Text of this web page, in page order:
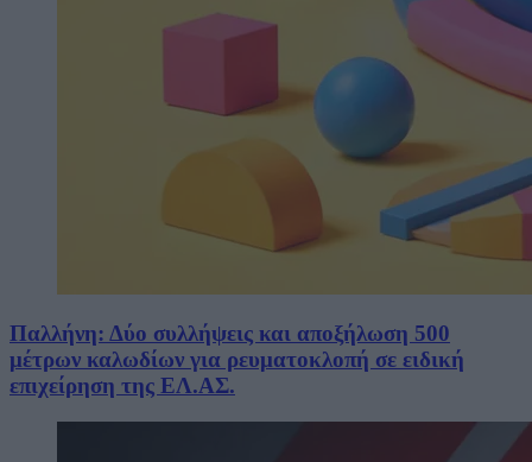
Παλλήνη: Δύο συλλήψεις και αποξήλωση 500
μέτρων καλωδίων για ρευματοκλοπή σε ειδική
επιχείρηση της ΕΛ.ΑΣ.